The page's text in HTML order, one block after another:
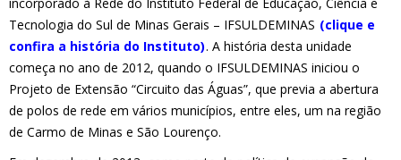
Tecnologia do Sul de Minas Gerais – IFSULDEMINAS (clique e
confira a história do Instituto). A história desta unidade
começa no ano de 2012, quando o IFSULDEMINAS iniciou o
Projeto de Extensão “Circuito das Águas”, que previa a abertura
de polos de rede em vários municípios, entre eles, um na região
de Carmo de Minas e São Lourenço.